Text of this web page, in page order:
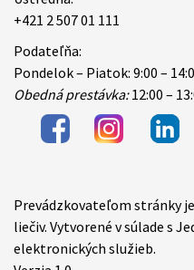
+421 2 507 01 111
Podateľňa:
Pondelok – Piatok: 9:00 –
Obedná prestávka:12:00 –
Items
Prevádzkovateľom stránky
liečiv. Vytvorené v súlade s
elektronických služieb.